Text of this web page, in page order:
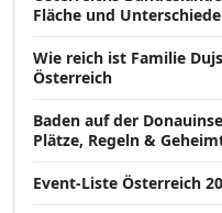
Fläche und
Wie reich ist Familie
Österreich
Baden auf der
Plätze, Regeln &
Event-Liste Österreich